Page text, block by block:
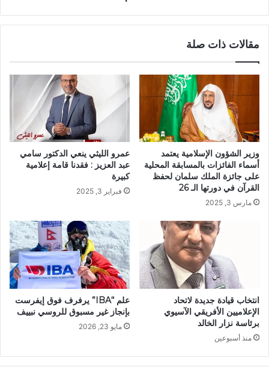
مقالات ذات صلة
وزير الشؤون الإسلامية يعتمد
أسماء الفائزات بالمسابقة المحلية
على جائزة الملك سلمان لحفظ
القرآن في دورتها الـ 26
مارس 3, 2025
عمرو الليثي ينعي الدكتور سامي
عبد العزيز : فقدنا قامة إعلامية
كبيرة
فبراير 3, 2025
انتخاب قيادة جديدة لاتحاد
الإعلاميين الأفريقي الآسيوي
برئاسة نزار الخالد
منذ أسبوعين
علم “IBA” يرفرف فوق إيفرست
بإنجاز غير مسبوق للروسي نبييف
مايو 23, 2026